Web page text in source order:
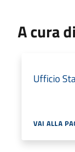
A cura di
Ufficio
VAI ALLA